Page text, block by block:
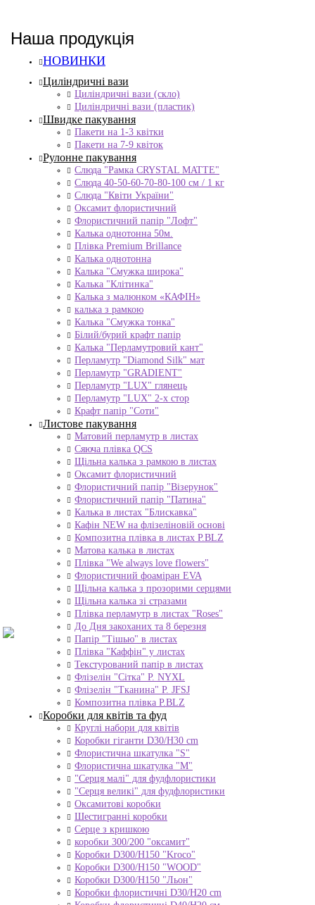
Наша продукція
НОВИНКИ
Циліндричні вази
Циліндричні вази (скло)
Циліндричні вази (пластик)
Швидке пакування
Пакети на 1-3 квітки
Пакети на 7-9 квіток
Рулонне пакування
Слюда "Рамка CRYSTAL MATTE"
Слюда 40-50-60-70-80-100 см / 1 кг
Слюда "Квіти України"
Оксамит флористичний
Флористичний папір "Лофт"
Калька однотонна 50м.
Плівка Premium Brillance
Калька однотонна
Калька "Смужка широка"
Калька "Клітинка"
Калька з малюнком «КАФІН»
калька з рамкою
Калька "Смужка тонка"
Білий/бурий крафт папір
Калька "Перламутровий кант"
Перламутр "Diamond Silk" мат
Перламутр "GRADIENT"
Перламутр "LUX" глянець
Перламутр "LUX" 2-х стор
Крафт папір "Соти"
Листове пакування
Матовий перламутр в листах
Сяюча плівка QCS
Щільна калька з рамкою в листах
Оксамит флористичний
Флористичний папір "Візерунок"
Флористичний папір "Патина"
Калька в листах "Блискавка"
Кафін NEW на флізеліновій основі
Композитна плівка в листах Р.BLZ
Матова калька в листах
Плівка "We always love flowers"
Флористичний фоаміран EVA
Щільна калька з прозорими серцями
Щільна калька зі стразами
Плівка перламутр в листах "Roses"
До Дня закоханих та 8 березня
Папір "Тішью" в листах
Плівка "Каффін" у листах
Текстурований папір в листах
Флізелін "Сітка" P. NYXL
Флізелін "Тканина" P. JFSJ
Композитна плівка Р.BLZ
Коробки для квітів та фуд
Круглі набори для квітів
Коробки гіганти D30/H30 cm
Флористична шкатулка "S"
Флористична шкатулка "М"
"Серця малі" для фудфлористики
"Серця великі" для фудфлористики
Оксамитові коробки
Шестигранні коробки
Серце з кришкою
коробки 300/200 "оксамит"
Коробки D300/H150 "Kroco"
Коробки D300/H150 "WOOD"
Коробки D300/H150 "Льон"
Коробки флористичні D30/H20 cm